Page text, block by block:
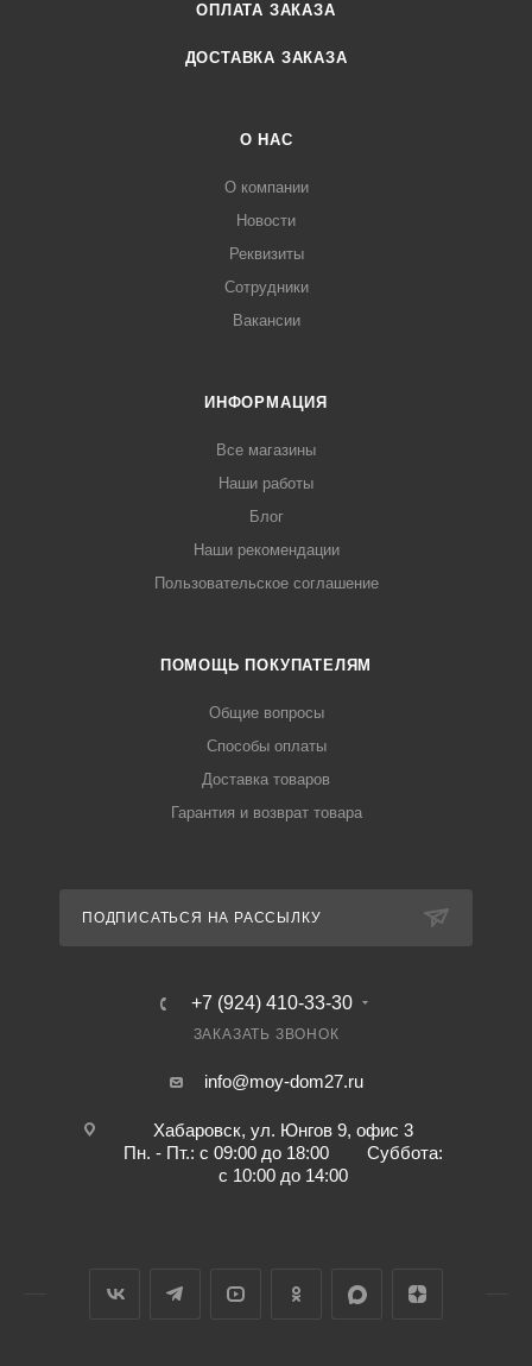
ОПЛАТА ЗАКАЗА
ДОСТАВКА ЗАКАЗА
О НАС
О компании
Новости
Реквизиты
Сотрудники
Вакансии
ИНФОРМАЦИЯ
Все магазины
Наши работы
Блог
Наши рекомендации
Пользовательское соглашение
ПОМОЩЬ ПОКУПАТЕЛЯМ
Общие вопросы
Способы оплаты
Доставка товаров
Гарантия и возврат товара
ПОДПИСАТЬСЯ НА РАССЫЛКУ
+7 (924) 410-33-30
ЗАКАЗАТЬ ЗВОНОК
info@moy-dom27.ru
Хабаровск, ул. Юнгов 9, офис 3
Пн. - Пт.: с 09:00 до 18:00 Суббота:
с 10:00 до 14:00